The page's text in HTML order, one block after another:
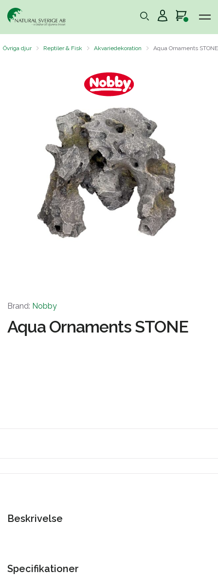
Övriga djur Reptiler & Fisk Akvariedekoration Aqua Ornaments STONE
Brand: Nobby
Aqua Ornaments STONE
Beskrivelse
Specifikationer